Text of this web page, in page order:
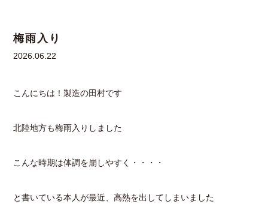
梅雨入り
2026.06.22
こんにちは！製造の田村です
北陸地方も梅雨入りしました
こんな時期は体調を崩しやすく・・・・
と書いている本人が最近、高熱を出してしまいました